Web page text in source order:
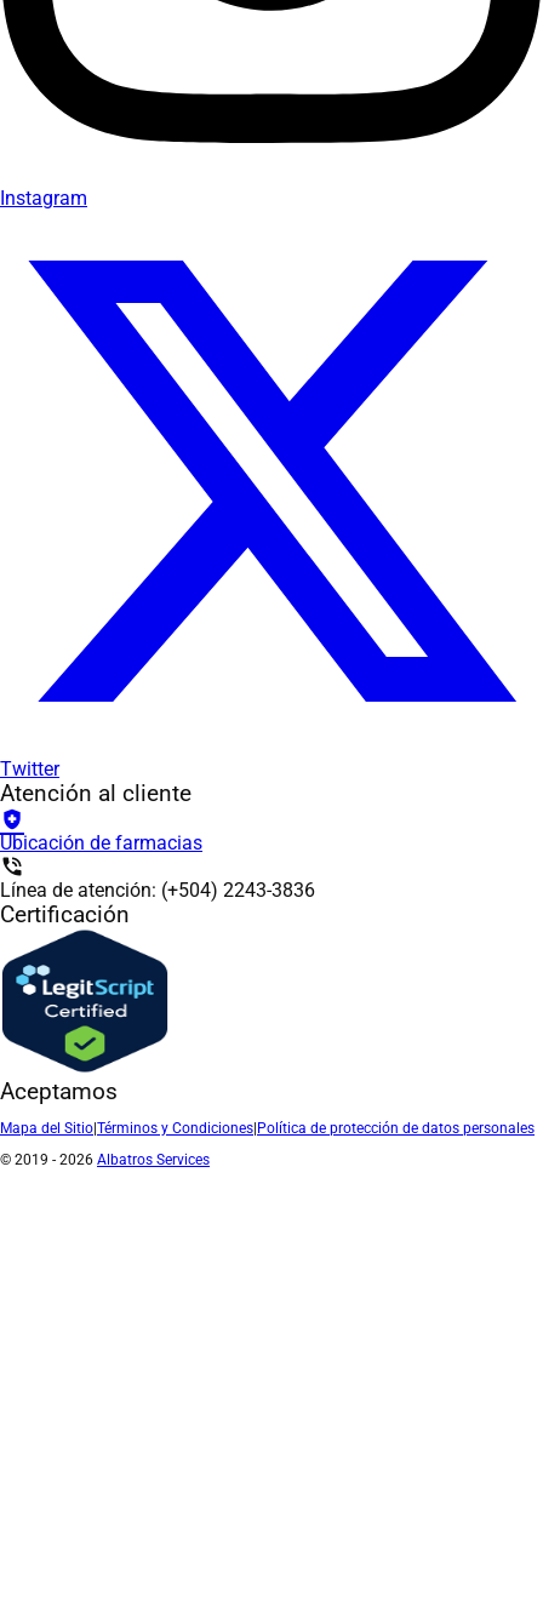
Instagram
Twitter
Atención al cliente
health_and_safety
Ubicación de farmacias
phone_in_talk
Línea de atención: (+504) 2243-3836
Certificación
Aceptamos
Mapa del Sitio|Términos y Condiciones|Política de protección de datos personales
© 2019 - 2026 Albatros Services